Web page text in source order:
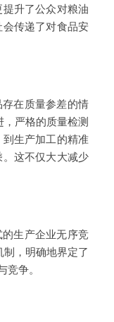
升了公众对粮油
传递了对食品安
在质量参差的情
严格的质量检测
生产加工的精准
这不仅大大减少
生产企业无序竞
，明确地界定了
争。